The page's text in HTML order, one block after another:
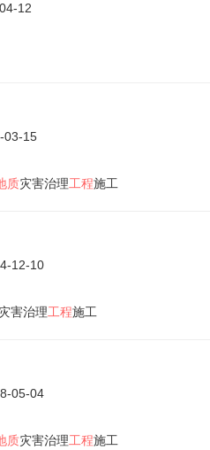
12
03-15
质灾害治理工程施工
12-10
灾害治理工程施工
05-04
质灾害治理工程施工